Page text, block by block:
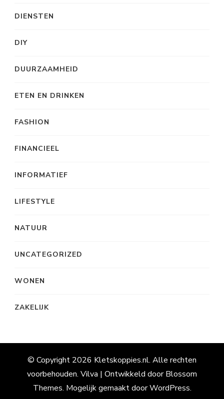
DIENSTEN
DIY
DUURZAAMHEID
ETEN EN DRINKEN
FASHION
FINANCIEEL
INFORMATIEF
LIFESTYLE
NATUUR
UNCATEGORIZED
WONEN
ZAKELIJK
© Copyright 2026 Kletskoppies.nl. Alle rechten
voorbehouden. Vilva | Ontwikkeld doorBlossom
Themes. Mogelijk gemaakt doorWordPress.